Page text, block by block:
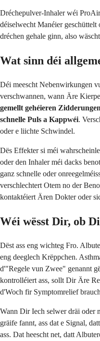
Dréchepulver-Inhaler wéi
déiselwecht Manéier
dréchen gehale ginn, also
Wat sinn déi
Déi meescht Nebenwirkungen
verschwannen, wann Äre
gemellt gehéieren
schnelle Puls a Kappwéi.
oder e liichte Schwindel.
Dës Effekter si méi
oder den Inhaler méi dacks
ganz schnelle oder
verschlechtert Otem no der
kontaktéiert Ären Dokter oder
Wéi wësst Dir, ob
Dëst ass eng wichteg Fro.
eng deeglech Krëppchen.
d'"Regele vun Zwee" genannt
kontrolléiert ass, sollt Dir Äre
d'Woch fir Symptomrelief
Wann Dir Iech selwer dräi oder
gräife fannt, ass dat e Signal,
ass. Dat heescht net, datt